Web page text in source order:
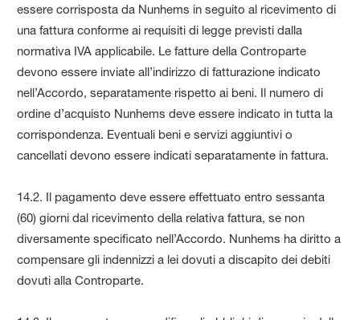
essere corrisposta da Nunhems in seguito al ricevimento di
una fattura conforme ai requisiti di legge previsti dalla
normativa IVA applicabile. Le fatture della Controparte
devono essere inviate all’indirizzo di fatturazione indicato
nell’Accordo, separatamente rispetto ai beni. Il numero di
ordine d’acquisto Nunhems deve essere indicato in tutta la
corrispondenza. Eventuali beni e servizi aggiuntivi o
cancellati devono essere indicati separatamente in fattura.
14.2. Il pagamento deve essere effettuato entro sessanta
(60) giorni dal ricevimento della relativa fattura, se non
diversamente specificato nell’Accordo. Nunhems ha diritto a
compensare gli indennizzi a lei dovuti a discapito dei debiti
dovuti alla Controparte.